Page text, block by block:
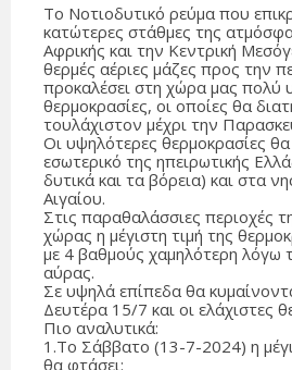
Το Νοτιοδυτικό ρεύμα που
κατώτερες στάθμες της
Αφρικής και την Κεντρική
θερμές αέριες μάζες προς την
προκαλέσει στη χώρα μας πολύ
θερμοκρασίες, οι οποίες θα
τουλάχιστον μέχρι την
Οι υψηλότερες θερμοκρασίες
εσωτερικό της ηπειρωτικής
δυτικά και τα βόρεια) και στα
Αιγαίου.
Στις παραθαλάσσιες περιοχές
χώρας η μέγιστη τιμή της
με 4 βαθμούς χαμηλότερη λόγω
αύρας.
Σε υψηλά επίπεδα θα
Δευτέρα 15/7 και οι ελάχιστες
Πιο αναλυτικά:
1.Τo Σάββατο (13-7-2024) η
θα φτάσει: